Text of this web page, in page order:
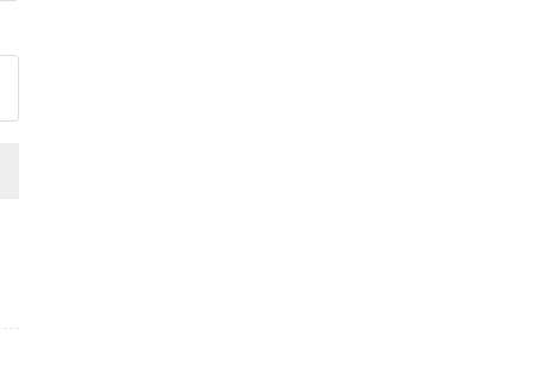
la foto de esta receta